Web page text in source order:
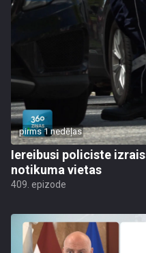
pirms 1 nedēļas
Iereibusi policiste
notikuma vietas
409. epizode